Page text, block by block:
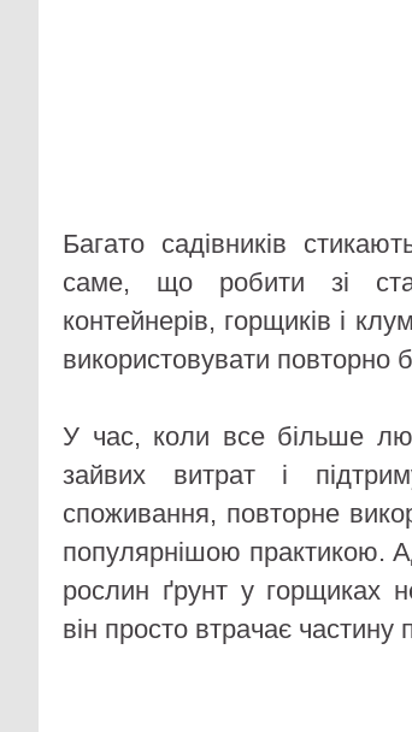
Багато садівників
саме, що робити зі
контейнерів, горщиків і
використовувати повторно
У час, коли все більше
зайвих витрат і
споживання, повторне
популярнішою практикою.
рослин ґрунт у горщиках
він просто втрачає